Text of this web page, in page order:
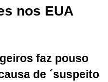
nos EUA
faz pouso
de ´suspeito